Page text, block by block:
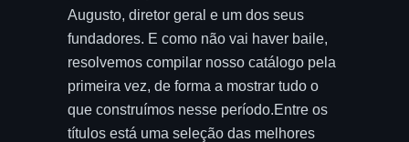
Augusto, diretor geral e um dos seus
fundadores. E como não vai haver baile,
resolvemos compilar nosso catálogo pela
primeira vez, de forma a mostrar tudo o
que construímos nesse período.Entre os
títulos está uma seleção das melhores